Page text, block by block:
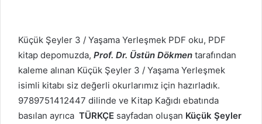
Küçük Şeyler 3 / Yaşama Yerleşmek PDF oku, PDF
kitap depomuzda, Prof. Dr. Üstün Dökmen tarafından
kaleme alınan Küçük Şeyler 3 / Yaşama Yerleşmek
isimli kitabı siz değerli okurlarımız için hazırladık.
9789751412447 dilinde ve Kitap Kağıdı ebatında
basılan ayrıca TÜRKÇE sayfadan oluşan Küçük Şeyler